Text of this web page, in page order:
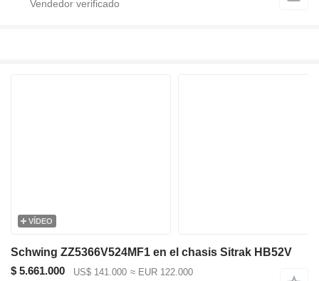
VÍDEO
Schwing ZZ5366V524MF1 en el chasis Sitrak HB52V
$ 5.661.000
US$ 141.000 ≈ EUR 122.000